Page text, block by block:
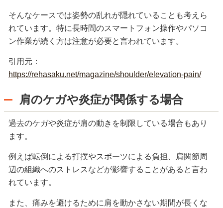
そんなケースでは姿勢の乱れが隠れていることも考えら
れています。特に長時間のスマートフォン操作やパソコ
ン作業が続く方は注意が必要と言われています。
引用元：
https://rehasaku.net/magazine/shoulder/elevation-pain/
肩のケガや炎症が関係する場合
過去のケガや炎症が肩の動きを制限している場合もあり
ます。
例えば転倒による打撲やスポーツによる負担、肩関節周
辺の組織へのストレスなどが影響することがあると言わ
れています。
また、痛みを避けるために肩を動かさない期間が長くな